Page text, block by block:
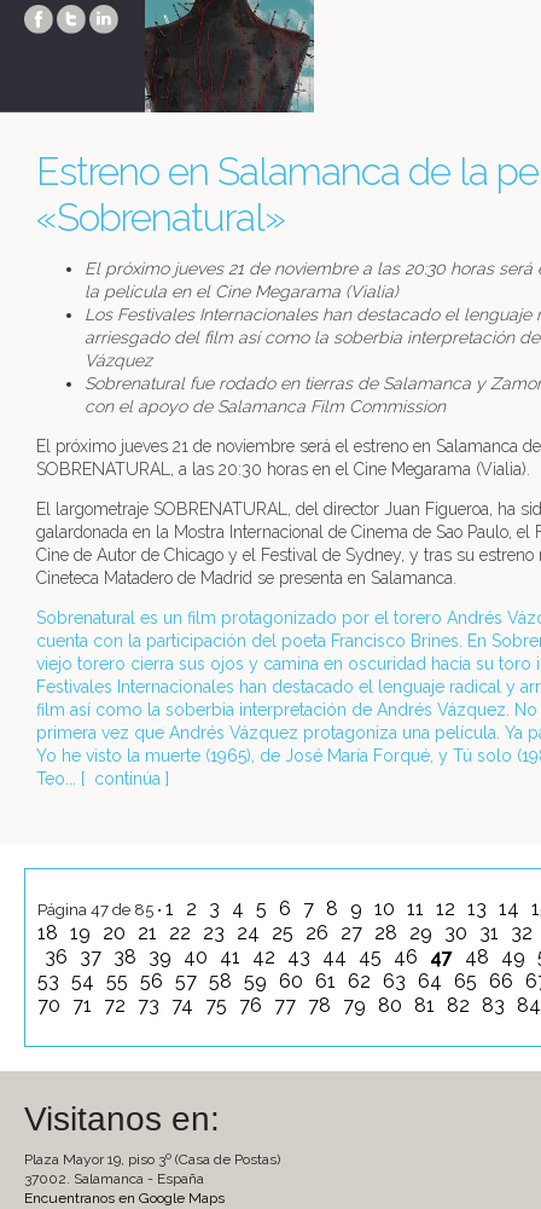
Estreno en Salamanca de la
«Sobrenatural»
El próximo jueves 21 de noviembre a las 20:30 horas será
la película en el Cine Megarama (Vialia)
Los Festivales Internacionales han destacado el lenguaje
arriesgado del film así como la soberbia interpretación
Vázquez
Sobrenatural fue rodado en tierras de Salamanca y
con el apoyo de Salamanca Film Commission
El próximo jueves 21 de noviembre será el estreno en Salamanca
SOBRENATURAL, a las 20:30 horas en el Cine Megarama (Vialia).
El largometraje SOBRENATURAL, del director Juan Figueroa, ha
galardonada en la Mostra Internacional de Cinema de Sao Paulo, el
Cine de Autor de Chicago y el Festival de Sydney, y tras su estreno
Cineteca Matadero de Madrid se presenta en Salamanca.
Sobrenatural es un film protagonizado por el torero Andrés
cuenta con la participación del poeta Francisco Brines. En
viejo torero cierra sus ojos y camina en oscuridad hacia su toro
Festivales Internacionales han destacado el lenguaje radical y
film así como la soberbia interpretación de Andrés Vázquez. No
primera vez que Andrés Vázquez protagoniza una película. Ya
Yo he visto la muerte (1965), de José María Forqué, y Tú solo
Teo... [ continúa ]
Página 47 de 85 • 1 2 3 4 5 6 7 8 9 10 11 12 13 14
18 19 20 21 22 23 24 25 26 27 28 29 30 31
32
36
37 38 39 40 41 42 43 44 45 46 47 48 49
53 54 55 56 57 58 59 60 61 62 63 64 65 66
70
71 72 73 74 75 76 77 78 79 80 81 82 83
Visitanos en:
Plaza Mayor 19, piso 3º (Casa de Postas)
37002. Salamanca - España
Encuentranos en Google Maps